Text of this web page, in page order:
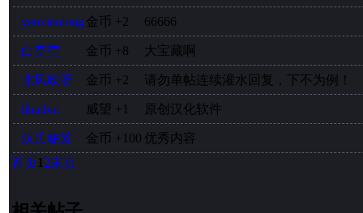
yanxiaolong金币 +2 66666
白空空 金币 +8 大宝藏啊
北风吹呀 金币 +2 请勿单帖连续灌水回复，下不为例！
lihaibin 威望 +1 原创汉化软件
汉氏秘笈 金币 +100 优秀内容
首页1 2末页